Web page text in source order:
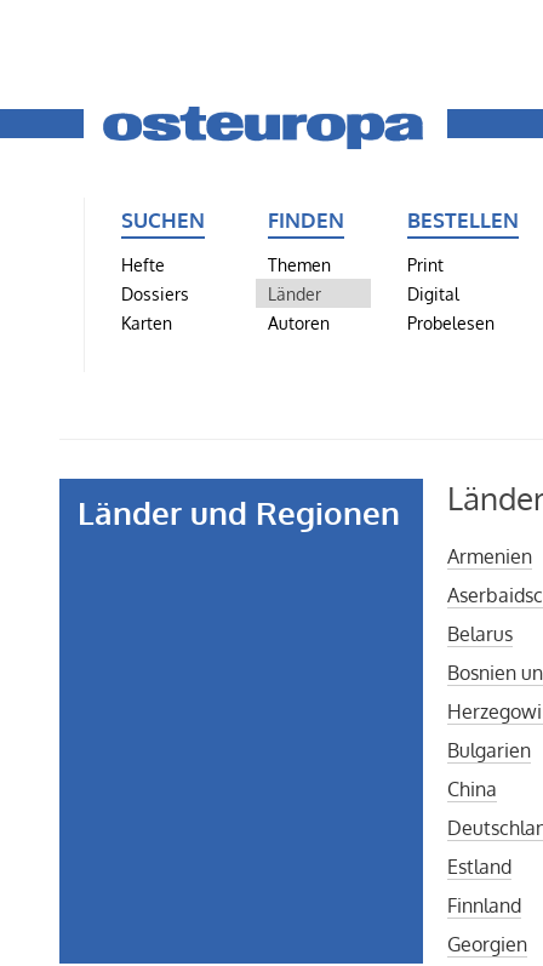
SUCHEN
Hefte
Dossiers
Karten
FINDEN
Themen
Länder
Autoren
BESTELLEN
Print
Digital
Probelesen
Länder und Regionen Länder
Armenien
Belarus
Bosnien
Bulgarien
China
Estland
Finnland
Georgien